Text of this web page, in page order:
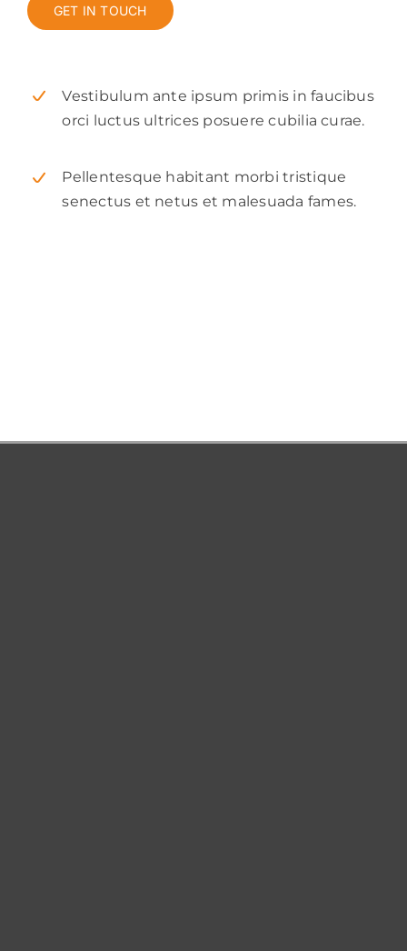
GET IN TOUCH
Vestibulum ante ipsum primis in faucibus
orci luctus ultrices posuere cubilia curae.
Pellentesque habitant morbi tristique
senectus et netus et malesuada fames.